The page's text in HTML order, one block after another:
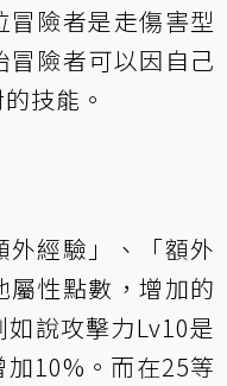
險者是走傷害型
險者可以因自己
技能。
經驗」、「額外
性點數，增加的
說攻擊力Lv10是
10%。而在25等